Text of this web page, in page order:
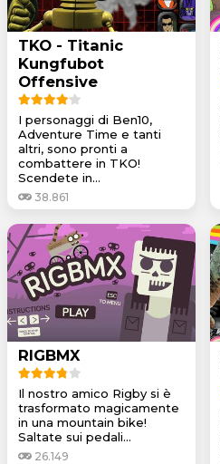
TKO - Titanic
Kungfubot
Offensive
I personaggi di Ben10,
Adventure Time e tanti
altri, sono pronti a
combattere in TKO!
Scendete in...
38.861
RIGBMX
Il nostro amico Rigby si è
trasformato magicamente
in una mountain bike!
Saltate sui pedali...
26.149